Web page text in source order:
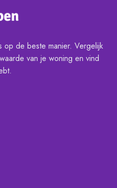
op de beste manier. Vergelijk
van je woning en vind